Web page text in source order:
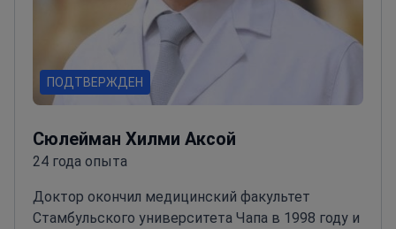
ПОДТВЕРЖДЕН
Сюлейман Хилми Аксой
24 года опыта
Доктор окончил медицинский факультет
Стамбульского университета Чапа в 1998 году и